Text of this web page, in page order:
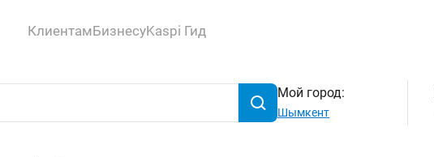
КлиентамБизнесуKaspi Гид
Мой город:
Шымкент